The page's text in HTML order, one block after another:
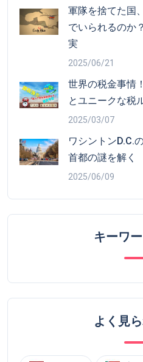
軍隊を捨てた国
でいられるのか
実
2025/06/21
世界の税金事情
とユニークな税
2025/03/07
ワシントンD.C.
首都の謎を解く
2025/06/09
キーワ
よく見